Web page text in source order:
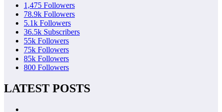
1,475 Followers
78.9k Followers
5.1k Followers
36.5k Subscribers
55k Followers
75k Followers
85k Followers
800 Followers
LATEST POSTS